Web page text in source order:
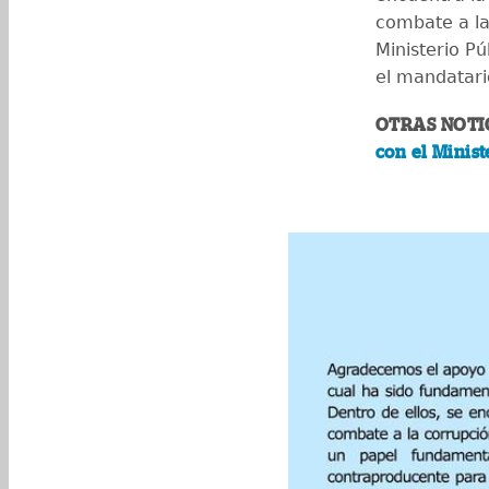
combate a
Ministerio
el
OTRAS
con el